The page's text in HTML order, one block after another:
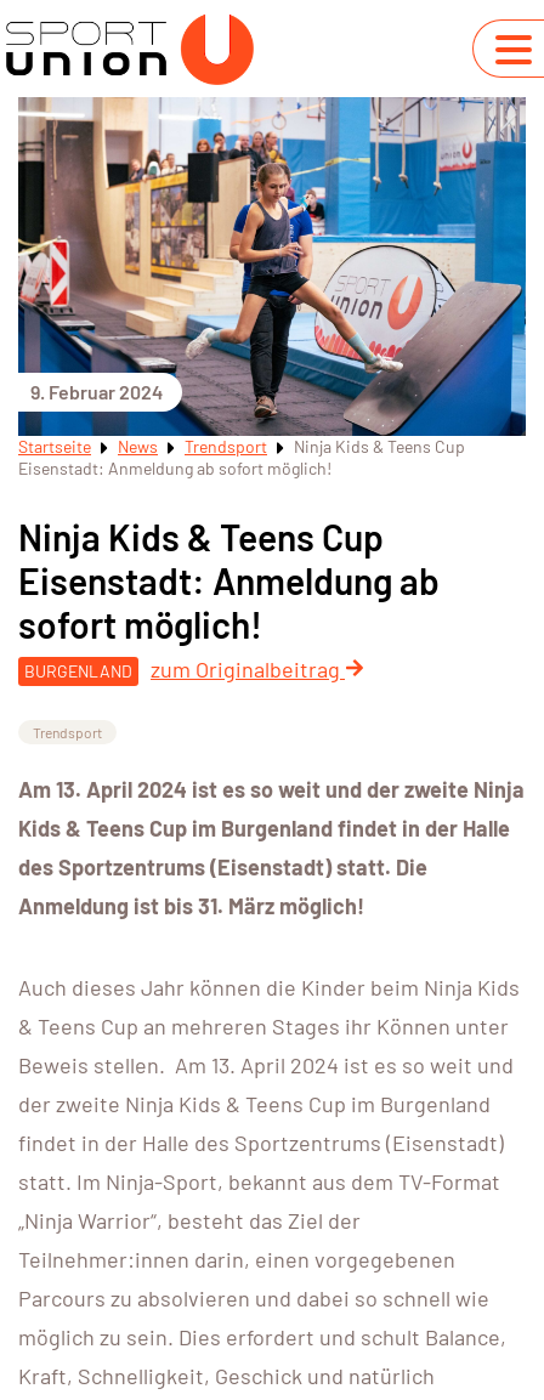
9. Februar 2024
Startseite News Trendsport
Ninja Kids & Teens Cup
Eisenstadt: Anmeldung ab sofort möglich!
Ninja Kids & Teens Cup
Eisenstadt: Anmeldung ab
sofort möglich!
BURGENLAND zum Originalbeitrag
Trendsport
Am 13. April 2024 ist es so weit und der zweite Ninja
Kids & Teens Cup im Burgenland findet in der Halle
des Sportzentrums (Eisenstadt) statt. Die
Anmeldung ist bis 31. März möglich!
Auch dieses Jahr können die Kinder beim Ninja Kids
& Teens Cup an mehreren Stages ihr Können unter
Beweis stellen. Am 13. April 2024 ist es so weit und
der zweite Ninja Kids & Teens Cup im Burgenland
findet in der Halle des Sportzentrums (Eisenstadt)
statt. Im Ninja-Sport, bekannt aus dem TV-Format
„Ninja Warrior“, besteht das Ziel der
Teilnehmer:innen darin, einen vorgegebenen
Parcours zu absolvieren und dabei so schnell wie
möglich zu sein. Dies erfordert und schult Balance,
Kraft, Schnelligkeit, Geschick und natürlich